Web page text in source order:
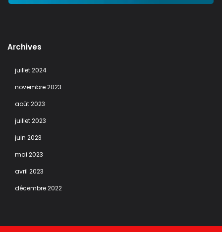
Archives
juillet 2024
novembre 2023
août 2023
juillet 2023
juin 2023
mai 2023
avril 2023
décembre 2022